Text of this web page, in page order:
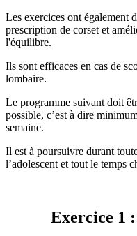
Les exercices ont également
prescription de corset et
l'équilibre.
Ils sont efficaces en cas de
lombaire.
Le programme suivant doit
possible, c’est à dire
semaine.
Il est à poursuivre durant
l’adolescent et tout le temps
Exercice 1